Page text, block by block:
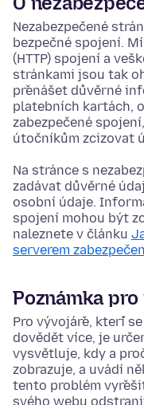
Nezabezpečené
bezpečné spojení.
(HTTP) spojení a
stránkami jsou tak
přenášet důvěrné
platebních kartách,
zabezpečené
útočníkům zcizovat
Na stránce s
zadávat důvěrné
osobní údaje.
spojení mohou být
naleznete v článku
serverem
Poznámka
Pro vývojáře, kteří
dovědět více, je
vysvětluje, kdy a
zobrazuje, a uvádí
tento problém
svého webu